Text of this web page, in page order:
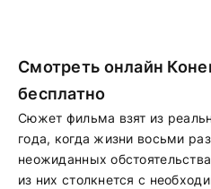
Смотреть онлайн
бесплатно
Сюжет фильма взят из
года, когда жизни восьми
неожиданных
из них столкнется с